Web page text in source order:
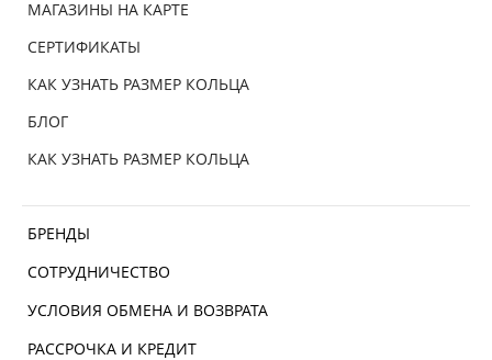
МАГАЗИНЫ НА КАРТЕ
СЕРТИФИКАТЫ
КАК УЗНАТЬ РАЗМЕР КОЛЬЦА
БЛОГ
КАК УЗНАТЬ РАЗМЕР КОЛЬЦА
БРЕНДЫ
СОТРУДНИЧЕСТВО
УСЛОВИЯ ОБМЕНА И ВОЗВРАТА
РАССРОЧКА И КРЕДИТ